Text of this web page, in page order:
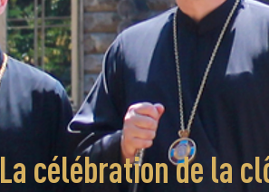
La célébration de la